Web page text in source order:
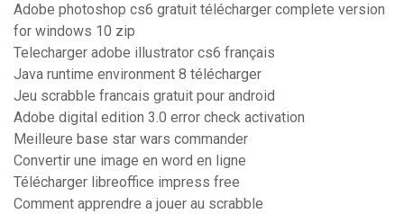
Adobe photoshop cs6 gratuit télécharger complete version
for windows 10 zip
Telecharger adobe illustrator cs6 français
Java runtime environment 8 télécharger
Jeu scrabble francais gratuit pour android
Adobe digital edition 3.0 error check activation
Meilleure base star wars commander
Convertir une image en word en ligne
Télécharger libreoffice impress free
Comment apprendre a jouer au scrabble